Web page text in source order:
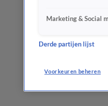
Marketing & Social
Derde partijen lijst
Voorkeuren beheren